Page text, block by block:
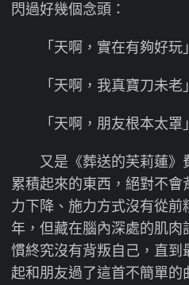
閃過好幾個念頭：
「天啊，實在有夠好玩」
「天啊，我真寶刀未老」
「天啊，朋友根本太罩」
又是《葬送的芙莉蓮》
累積起來的東西，絕對不
力下降、施力方式沒有從前
年，但藏在腦內深處的肌
慣終究沒有背叛自己，直
起和朋友過了這首不簡單的